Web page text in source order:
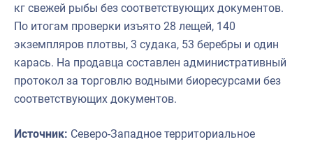
кг свежей рыбы без соответствующих документов.
По итогам проверки изъято 28 лещей, 140
экземпляров плотвы, 3 судака, 53 беребры и один
карась. На продавца составлен административный
протокол за торговлю водными биоресурсами без
соответствующих документов.
Источник: Северо-Западное территориальное